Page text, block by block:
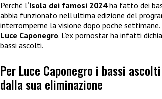
Perché l‘Isola dei famosi 2024ha fatto dei
abbia funzionato nell’ultima edizione del
interromperne la visione dopo poche settimane.
Luce Caponegro. L’ex pornostar ha infatti
bassi ascolti.
Per Luce Caponegro i bassi
dalla sua eliminazione